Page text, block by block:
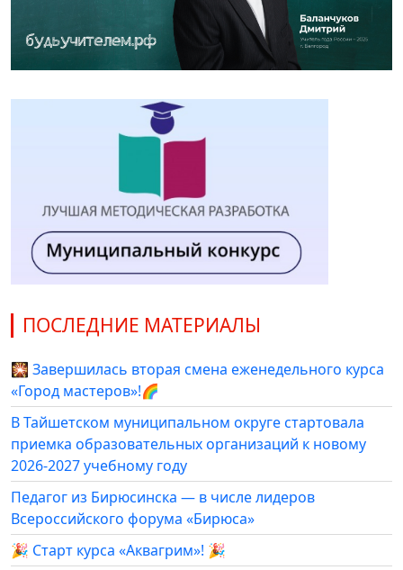
ПОСЛЕДНИЕ МАТЕРИАЛЫ
🎇 Завершилась вторая смена еженедельного курса
«Город мастеров»!🌈
В Тайшетском муниципальном округе стартовала
приемка образовательных организаций к новому
2026-2027 учебному году
Педагог из Бирюсинска — в числе лидеров
Всероссийского форума «Бирюса»
🎉 Старт курса «Аквагрим»! 🎉